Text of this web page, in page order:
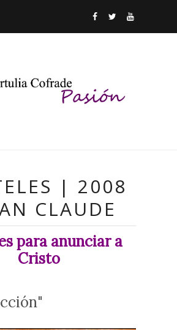
| 2008
CLAUDE
para anunciar a
Cristo